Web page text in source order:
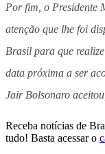
Por fim, o Presidente
atenção que lhe foi
Brasil para que
data próxima a ser
Jair Bolsonaro
Receba notícias de
tudo! Basta acessar o